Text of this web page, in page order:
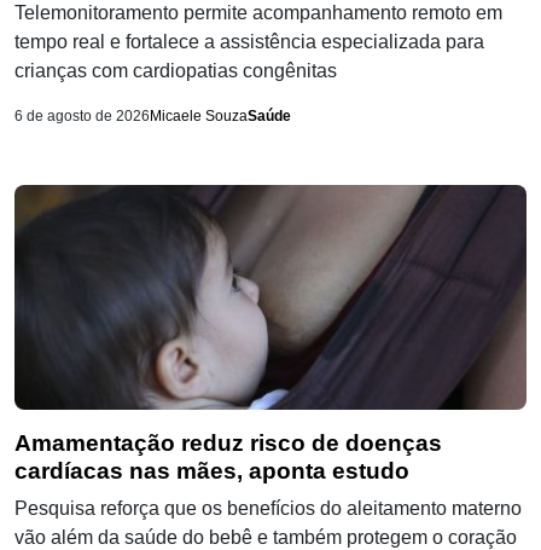
Telemonitoramento permite acompanhamento remoto em
tempo real e fortalece a assistência especializada para
crianças com cardiopatias congênitas
6 de agosto de 2026 Micaele SouzaSaúde
Amamentação reduz risco de doenças
cardíacas nas mães, aponta estudo
Pesquisa reforça que os benefícios do aleitamento materno
vão além da saúde do bebê e também protegem o coração